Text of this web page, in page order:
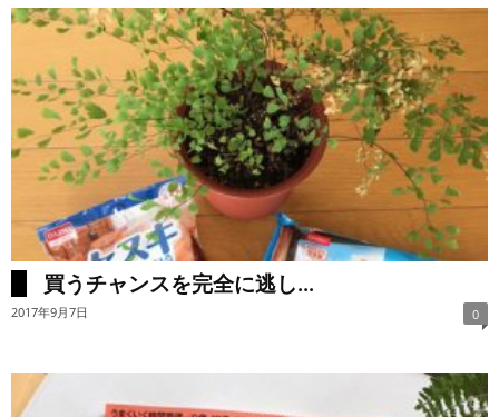
買うチャンスを完全に逃し...
2017年9月7日 0